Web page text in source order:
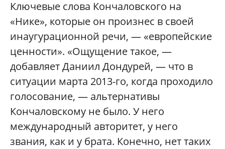
Ключевые слова Кончаловского на
«Нике», которые он произнес в своей
инаугурационной речи, — «европейские
ценности». «Ощущение такое, —
добавляет Даниил Дондурей, — что в
ситуации марта 2013-го, когда проходило
голосование, — альтернативы
Кончаловскому не было. У него
международный авторитет, у него
звания, как и у брата. Конечно, нет таких